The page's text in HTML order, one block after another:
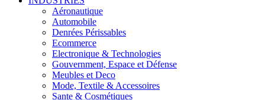
Aéronautique
Automobile
Denrées Périssables
Ecommerce
Electronique & Technologies
Gouvernment, Espace et Défense
Meubles et Deco
Mode, Textile & Accessoires
Sante & Cosmétiques